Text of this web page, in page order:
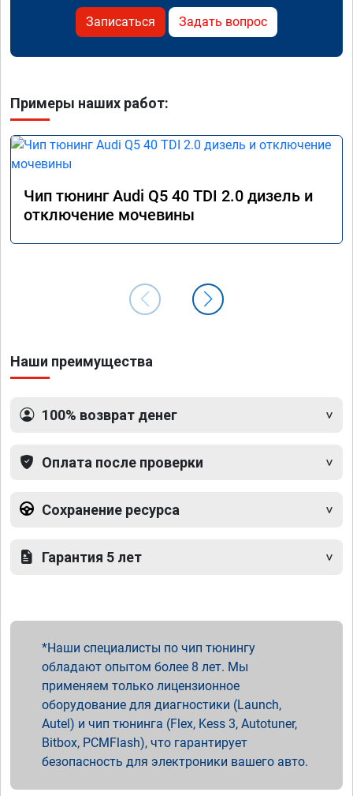
Записаться Задать вопрос
Примеры наших работ:
Чип тюнинг Audi Q5 40 TDI 2.0 дизель и
отключение мочевины
Наши преимущества
100% возврат денег
Оплата после проверки
Сохранение ресурса
Гарантия 5 лет
Наши специалисты по чип тюнингу
обладают опытом более 8 лет. Мы
применяем только лицензионное
оборудование для диагностики (Launch,
Autel) и чип тюнинга (Flex, Kess 3, Autotuner,
Bitbox, PCMFlash), что гарантирует
безопасность для электроники вашего авто.